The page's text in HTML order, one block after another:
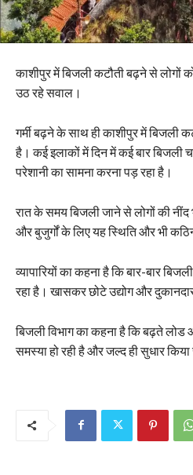
काशीपुर में बिजली कटौती बढ़ने से लोगों को
उठ रहे सवाल।
गर्मी बढ़ने के साथ ही काशीपुर में बिजली
है। कई इलाकों में दिन में कई बार बिजली
परेशानी का सामना करना पड़ रहा है।
रात के समय बिजली जाने से लोगों की नींद
और बुजुर्गों के लिए यह स्थिति और भी
व्यापारियों का कहना है कि बार-बार
रहा है। खासकर छोटे उद्योग और
बिजली विभाग का कहना है कि बढ़ते
समस्या हो रही है और जल्द ही सुधार किया